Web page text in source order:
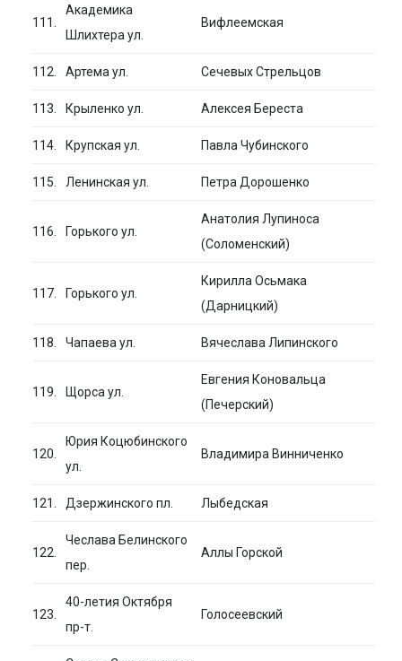
111.
Академика
Шлихтера ул.
Вифлеемская
112. Артема ул. Сечевых Стрельцов
113. Крыленко ул. Алексея Береста
114. Крупская ул. Павла Чубинского
115. Ленинская ул. Петра Дорошенко
116. Горького ул.
Анатолия Лупиноса
(Соломенский)
117. Горького ул.
Кирилла Осьмака
(Дарницкий)
118. Чапаева ул. Вячеслава Липинского
119. Щорса ул.
Евгения Коновальца
(Печерский)
120.
Юрия Коцюбинского
ул.
Владимира Винниченко
121. Дзержинского пл. Лыбедская
122.
Чеслава Белинского
пер.
Аллы Горской
123.
40-летия Октября
пр-т.
Голосеевский